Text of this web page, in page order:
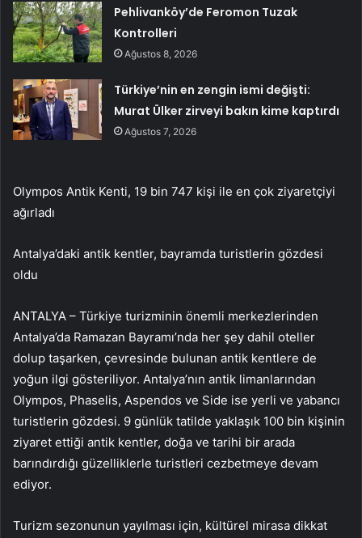
Pehlivanköy’de Feromon Tuzak
Kontrolleri
Ağustos 8, 2026
Türkiye’nin en zengin ismi değişti:
Murat Ülker zirveyi bakın kime kaptırdı
Ağustos 7, 2026
Olympos Antik Kenti, 19 bin 747 kişi ile en çok ziyaretçiyi
ağırladı
Antalya’daki antik kentler, bayramda turistlerin gözdesi
oldu
ANTALYA – Türkiye turizminin önemli merkezlerinden
Antalya’da Ramazan Bayramı’nda her şey dahil oteller
dolup taşarken, çevresinde bulunan antik kentlere de
yoğun ilgi gösteriliyor. Antalya’nın antik limanlarından
Olympos, Phaselis, Aspendos ve Side ise yerli ve yabancı
turistlerin gözdesi. 9 günlük tatilde yaklaşık 100 bin kişinin
ziyaret ettiği antik kentler, doğa ve tarihi bir arada
barındırdığı güzelliklerle turistleri cezbetmeye devam
ediyor.
Turizm sezonunun yayılması için, kültürel mirasa dikkat